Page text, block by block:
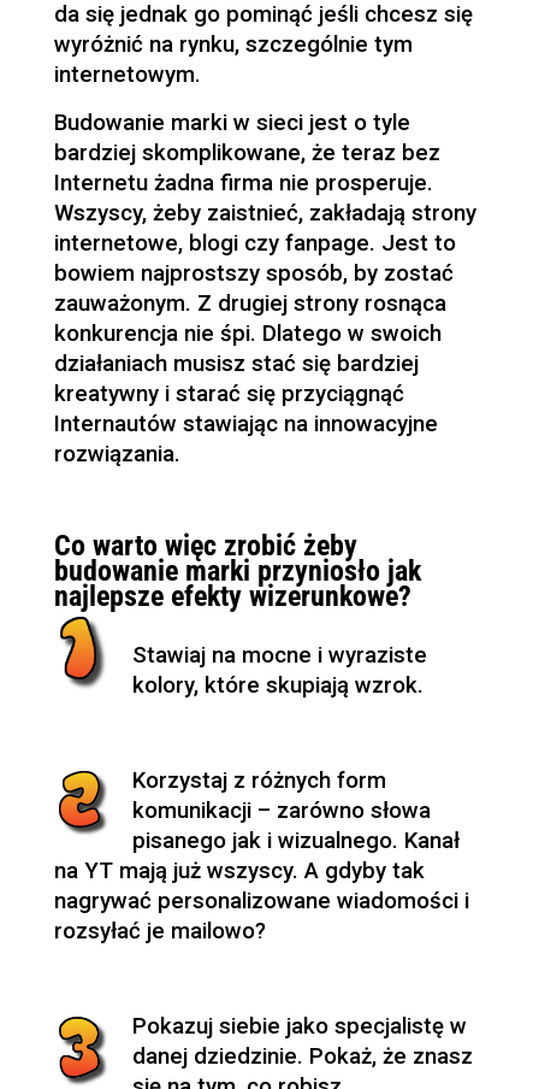
da się jednak go pominąć jeśli chcesz się
wyróżnić na rynku, szczególnie tym
internetowym.
Budowanie marki w sieci jest o tyle
bardziej skomplikowane, że teraz bez
Internetu żadna firma nie prosperuje.
Wszyscy, żeby zaistnieć, zakładają strony
internetowe, blogi czy fanpage. Jest to
bowiem najprostszy sposób, by zostać
zauważonym. Z drugiej strony rosnąca
konkurencja nie śpi. Dlatego w swoich
działaniach musisz stać się bardziej
kreatywny i starać się przyciągnąć
Internautów stawiając na innowacyjne
rozwiązania.
Co warto więc zrobić żeby
budowanie marki przyniosło jak
najlepsze efekty wizerunkowe?
Stawiaj na mocne i wyraziste
kolory, które skupiają wzrok.
Korzystaj z różnych form
komunikacji – zarówno słowa
pisanego jak i wizualnego. Kanał
na YT mają już wszyscy. A gdyby tak
nagrywać personalizowane wiadomości i
rozsyłać je mailowo?
Pokazuj siebie jako specjalistę w
danej dziedzinie. Pokaż, że znasz